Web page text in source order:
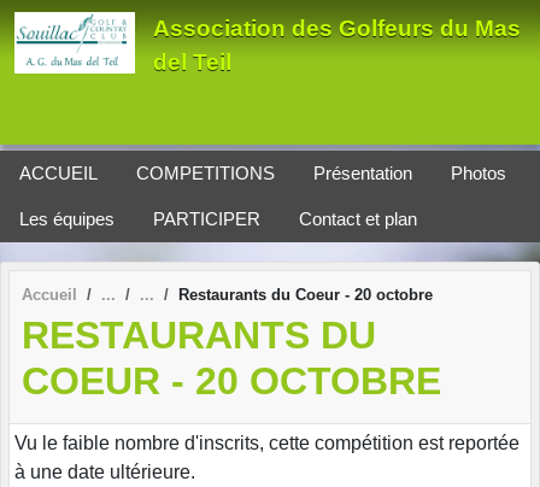
Association des Golfeurs du Mas
del Teil
ACCUEIL COMPETITIONS Présentation Photos
Les équipes PARTICIPER Contact et plan
Accueil Restaurants du Coeur - 20 octobre
RESTAURANTS DU
COEUR - 20 OCTOBRE
Vu le faible nombre d'inscrits, cette compétition est reportée
à une date ultérieure.
Panneau de gestion des cookies